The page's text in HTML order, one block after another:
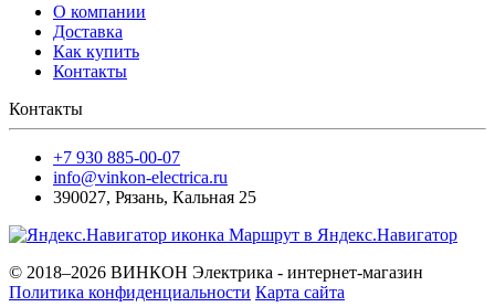
О компании
Доставка
Как купить
Контакты
Контакты
+7 930 885-00-07
info@vinkon-electrica.ru
390027, Рязань, Кальная 25
Маршрут в Яндекс.Навигатор
© 2018–2026 ВИНКОН Электрика - интернет-магазин
Политика конфиденциальности Карта сайта